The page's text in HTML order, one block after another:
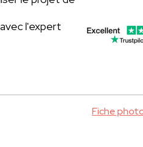
l'expert
Fiche